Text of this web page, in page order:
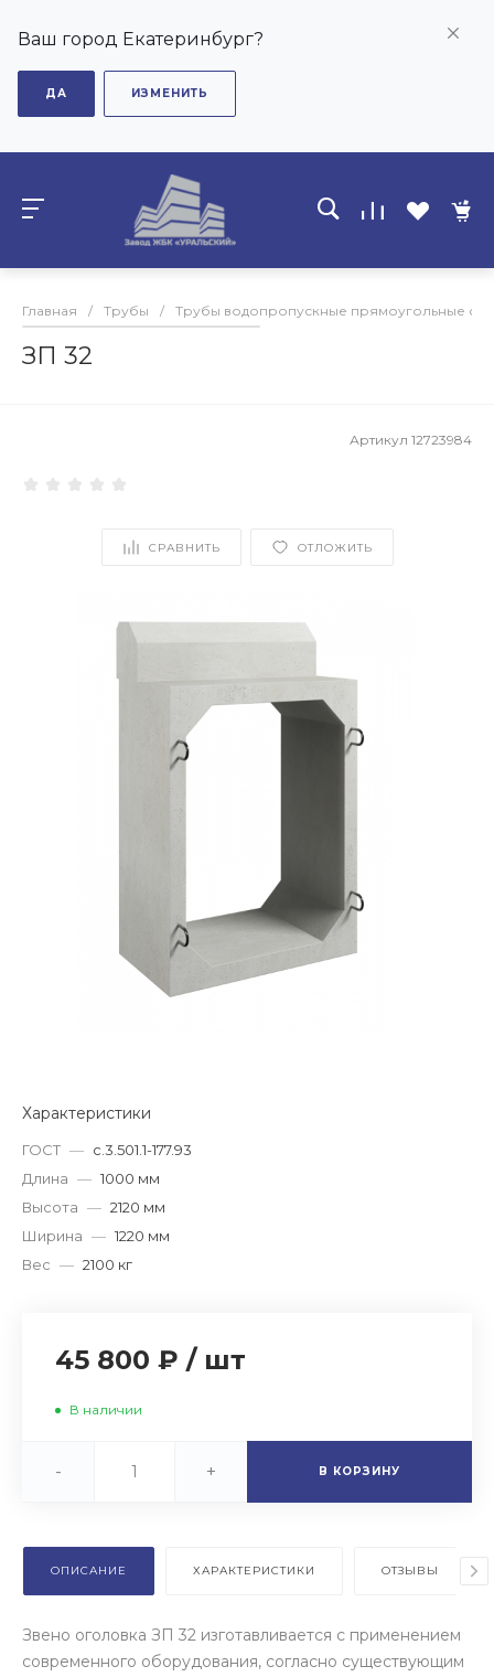
Ваш город Екатеринбург?
ДА ИЗМЕНИТЬ
Главная / Трубы / Трубы водопропускные прямоугольные
ЗП 32
Артикул 12723984
СРАВНИТЬ ОТЛОЖИТЬ
Характеристики
ГОСТ — с.3.501.1-177.93
Длина — 1000 мм
Высота — 2120 мм
Ширина — 1220 мм
Вес — 2100 кг
45 800 ₽ / шт
В наличии
- + В КОРЗИНУ
ОПИСАНИЕ ХАРАКТЕРИСТИКИ ОТЗЫВЫ
Звено оголовка ЗП 32 изготавливается с применением
современного оборудования, согласно существующим